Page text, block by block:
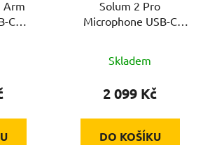
Arm
C
Solum 2 Pro
Microphone USB-C
Skladem
2 099 Kč
DO KOŠÍKU